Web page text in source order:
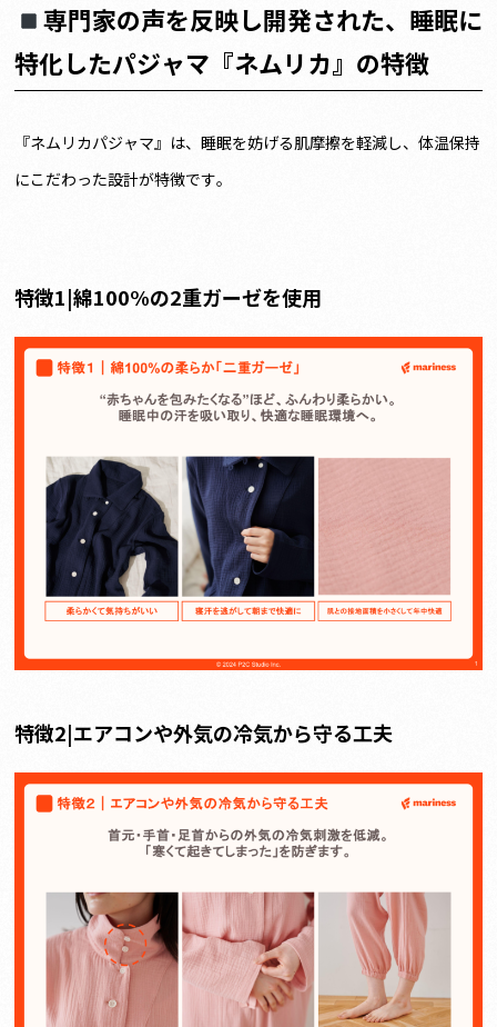
専門家の声を反映し開発された、睡眠に
特化したパジャマ『ネムリカ』の特徴
『ネムリカパジャマ』は、睡眠を妨げる肌摩擦を軽減し、体温保持
にこだわった設計が特徴です。
特徴1|綿100%の2重ガーゼを使用
特徴2|エアコンや外気の冷気から守る工夫